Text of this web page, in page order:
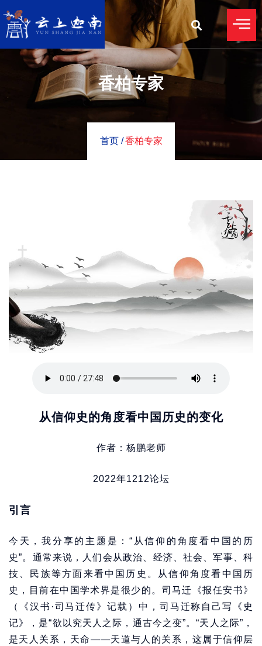
香柏专家
首页 / 香柏专家
从信仰史的角度看中国历史的变化
作者：杨鹏老师
2022年1212论坛
引言
今天，我分享的主题是：“从信仰的角度看中国的历
史”。通常来说，人们会从政治、经济、社会、军事、科
技、民族等方面来看中国历史。从信仰角度看中国历
史，目前在中国学术界是很少的。司马迁《报任安书》
（《汉书·司马迁传》记载）中，司马迁称自己写《史
记》，是“欲以究天人之际，通古今之变”。“天人之际”，
是天人关系，天命——天道与人的关系，这属于信仰层